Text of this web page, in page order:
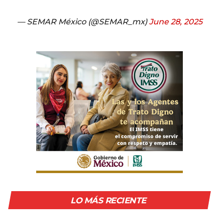
— SEMAR México (@SEMAR_mx)June 28, 2025
LO MÁS RECIENTE